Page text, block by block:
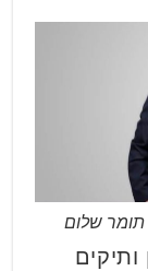
תומר שלום